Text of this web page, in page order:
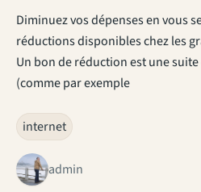
Diminuez vos dépenses en vous
réductions disponibles chez les
Un bon de réduction est une
(comme par exemple
internet
admin